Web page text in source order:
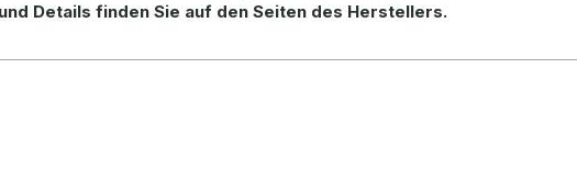
Details finden Sie auf den Seiten des Herstellers.